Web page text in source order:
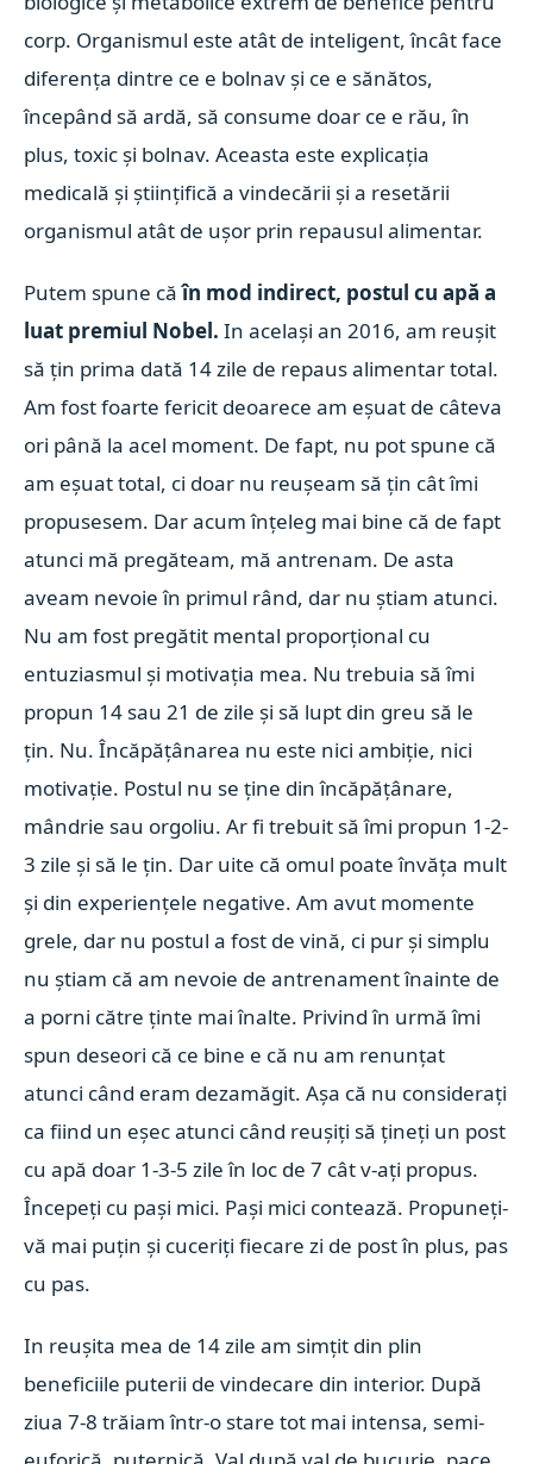
corp. Organismul este atât de inteligent, încât face
diferența dintre ce e bolnav și ce e sănătos,
începând să ardă, să consume doar ce e rău, în
plus, toxic și bolnav. Aceasta este explicația
medicală și științifică a vindecării și a resetării
organismul atât de ușor prin repausul alimentar.
Putem spune căîn mod indirect, postul cu apă a
luat premiul Nobel. In același an 2016, am reușit
să țin prima dată 14 zile de repaus alimentar total.
Am fost foarte fericit deoarece am eșuat de câteva
ori până la acel moment. De fapt, nu pot spune că
am eșuat total, ci doar nu reușeam să țin cât îmi
propusesem. Dar acum înțeleg mai bine că de fapt
atunci mă pregăteam, mă antrenam. De asta
aveam nevoie în primul rând, dar nu știam atunci.
Nu am fost pregătit mental proporțional cu
entuziasmul și motivația mea. Nu trebuia să îmi
propun 14 sau 21 de zile și să lupt din greu să le
țin. Nu. Încăpățânarea nu este nici ambiție, nici
motivație. Postul nu se ține din încăpățânare,
mândrie sau orgoliu. Ar fi trebuit să îmi propun 1-2-
3 zile și să le țin. Dar uite că omul poate învăța mult
și din experiențele negative. Am avut momente
grele, dar nu postul a fost de vină, ci pur și simplu
nu știam că am nevoie de antrenament înainte de
a porni către ținte mai înalte. Privind în urmă îmi
spun deseori că ce bine e că nu am renunțat
atunci când eram dezamăgit. Așa că nu considerați
ca fiind un eșec atunci când reușiți să țineți un post
cu apă doar 1-3-5 zile în loc de 7 cât v-ați propus.
Începeți cu pași mici. Pași mici contează. Propuneți-
vă mai puțin și cuceriți fiecare zi de post în plus, pas
cu pas.
In reușita mea de 14 zile am simțit din plin
beneficiile puterii de vindecare din interior. După
ziua 7-8 trăiam într-o stare tot mai intensa, semi-